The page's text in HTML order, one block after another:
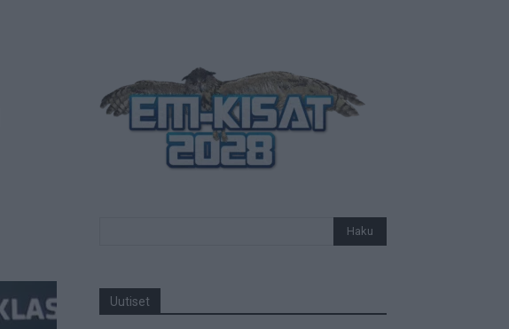
Uutiset